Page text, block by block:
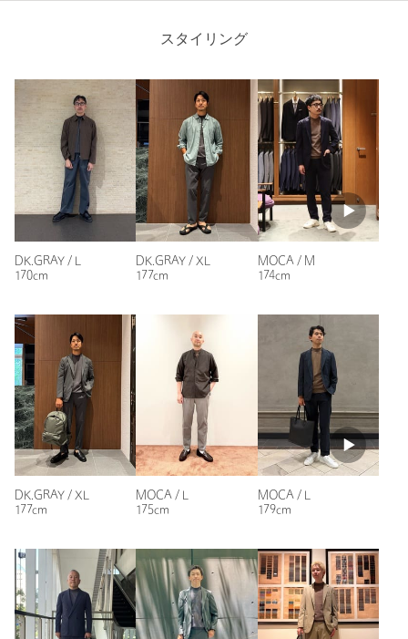
品番：11181910004
注文キャンセル 対象商品
対象商品 返品等について
裾上げ 対象外商品 裾上げについて
タイプ MEN
カテゴリー トップス | Tシャツ / カットソー
サイズ S M L XL XXL
洗濯表示 洗濯表示について
原産国 ベトナム製
商品番号 1118-1-910004
年代：
60代～
身長：
168cm
普段の着用サイズ：M
参考になった
投稿日： 2026年6月7日
購入サイズ：XL
購入カラー：DK.GRAY
購入商品のサイズ感：
ちょうどよい
来年還暦、別府市のおしゃれ番長
抜群な着心地で、大満足です。
性別：女性
年代：50代後半
身長：
182cm
参考になった
スタイリング
DK.GRAY / L
170cm
DK.GRAY / XL
177cm
MOCA / M
174cm
DK.GRAY / XL
177cm
MOCA / L
175cm
MOCA / L
179cm